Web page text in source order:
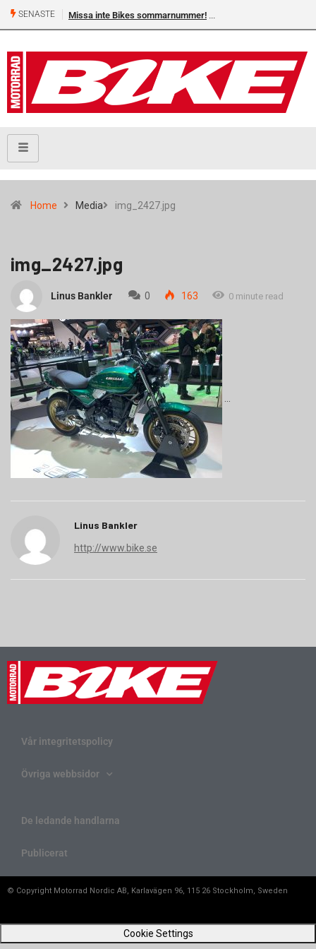
SENASTE Missa inte Bikes sommarnummer!
Home Media img_2427.jpg
img_2427.jpg
Linus Bankler 0 163 0 minute read
Linus Bankler
http://www.bike.se
Vår integritetspolicy
Övriga webbsidor
De ledande handlarna
Publicerat
© Copyright Motorrad Nordic AB, Karlavägen 96, 115 26 Stockholm, Sweden
Cookie Settings